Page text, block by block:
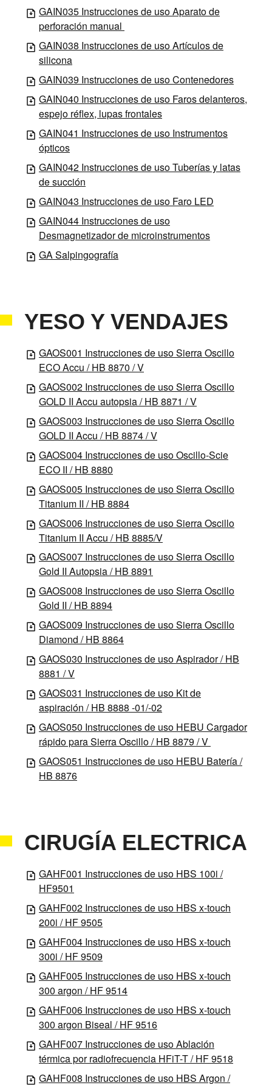
GAIN035 Instrucciones de uso Aparato de
perforación manual
GAIN038 Instrucciones de uso Artículos de
silicona
GAIN039 Instrucciones de uso Contenedores
GAIN040 Instrucciones de uso Faros delanteros,
espejo réflex, lupas frontales
GAIN041 Instrucciones de uso Instrumentos
ópticos
GAIN042 Instrucciones de uso Tuberías y latas
de succión
GAIN043 Instrucciones de uso Faro LED
GAIN044 Instrucciones de uso
Desmagnetizador de microinstrumentos
GA Salpingografía
YESO Y VENDAJES
GAOS001 Instrucciones de uso Sierra Oscillo
ECO Accu / HB 8870 / V
GAOS002 Instrucciones de uso Sierra Oscillo
GOLD II Accu autopsia / HB 8871 / V
GAOS003 Instrucciones de uso Sierra Oscillo
GOLD II Accu / HB 8874 / V
GAOS004 Instrucciones de uso Oscillo-Scie
ECO II / HB 8880
GAOS005 Instrucciones de uso Sierra Oscillo
Titanium II / HB 8884
GAOS006 Instrucciones de uso Sierra Oscillo
Titanium II Accu / HB 8885/V
GAOS007 Instrucciones de uso Sierra Oscillo
Gold II Autopsia / HB 8891
GAOS008 Instrucciones de uso Sierra Oscillo
Gold II / HB 8894
GAOS009 Instrucciones de uso Sierra Oscillo
Diamond / HB 8864
GAOS030 Instrucciones de uso Aspirador / HB
8881 / V
GAOS031 Instrucciones de uso Kit de
aspiración / HB 8888 -01/-02
GAOS050 Instrucciones de uso HEBU Cargador
rápido para Sierra Oscillo / HB 8879 / V
GAOS051 Instrucciones de uso HEBU Batería /
HB 8876
CIRUGÍA ELECTRICA
GAHF001 Instrucciones de uso HBS 100i /
HF9501
GAHF002 Instrucciones de uso HBS x-touch
200i / HF 9505
GAHF004 Instrucciones de uso HBS x-touch
300i / HF 9509
GAHF005 Instrucciones de uso HBS x-touch
300 argon / HF 9514
GAHF006 Instrucciones de uso HBS x-touch
300 argon Biseal / HF 9516
GAHF007 Instrucciones de uso Ablación
térmica por radiofrecuencia HFiT-T / HF 9518
GAHF008 Instrucciones de uso HBS Argon /